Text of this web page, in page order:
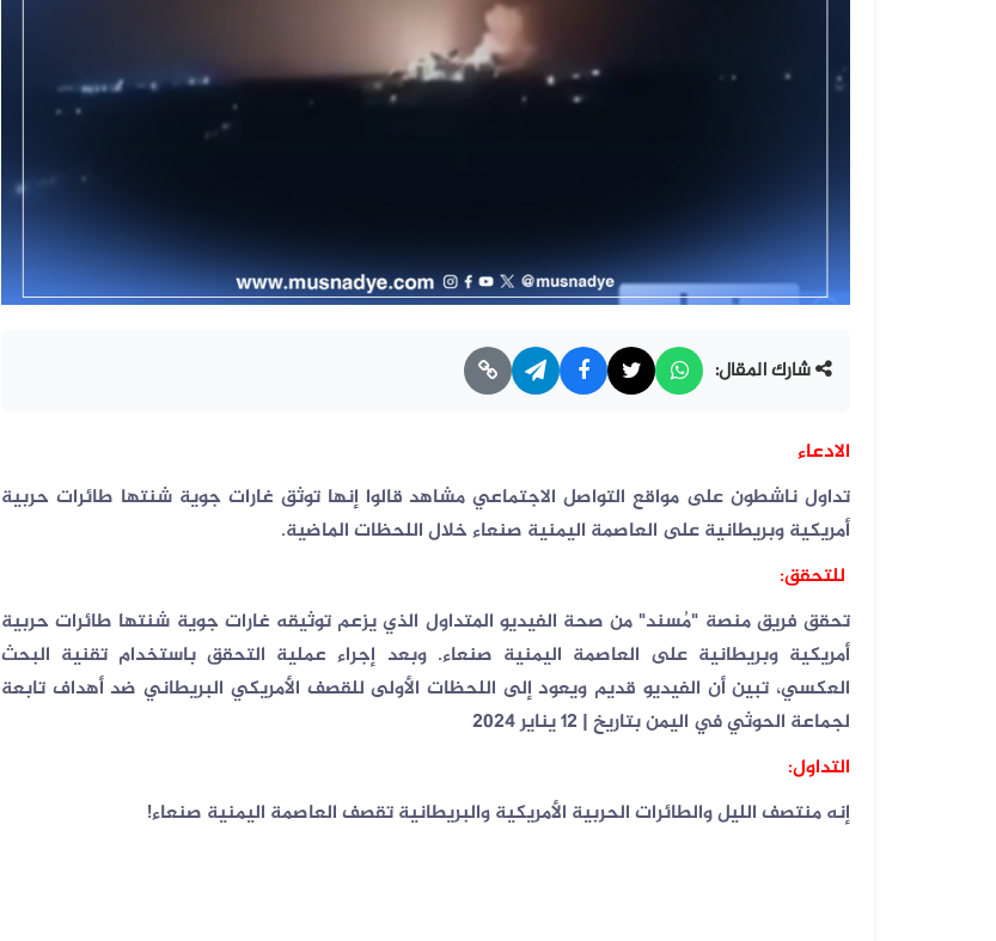
شارك المقال:
الادعاء
تداول ناشطون على مواقع التواصل الاجتماعي مشاهد قالوا إنها توثق غارات جوية شنتها طائرات حربية
أمريكية وبريطانية على العاصمة اليمنية صنعاء خلال اللحظات الماضية.
للتحقق:
تحقق فريق منصة "مُسند" من صحة الفيديو المتداول الذي يزعم توثيقه غارات جوية شنتها طائرات حربية
أمريكية وبريطانية على العاصمة اليمنية صنعاء. وبعد إجراء عملية التحقق باستخدام تقنية البحث
العكسي، تبين أن الفيديو قديم ويعود إلى اللحظات الأولى للقصف الأمريكي البريطاني ضد أهداف تابعة
لجماعة الحوثي في اليمن بتاريخ | 12 يناير 2024
التداول:
إنه منتصف الليل والطائرات الحربية الأمريكية والبريطانية تقصف العاصمة اليمنية صنعاء!